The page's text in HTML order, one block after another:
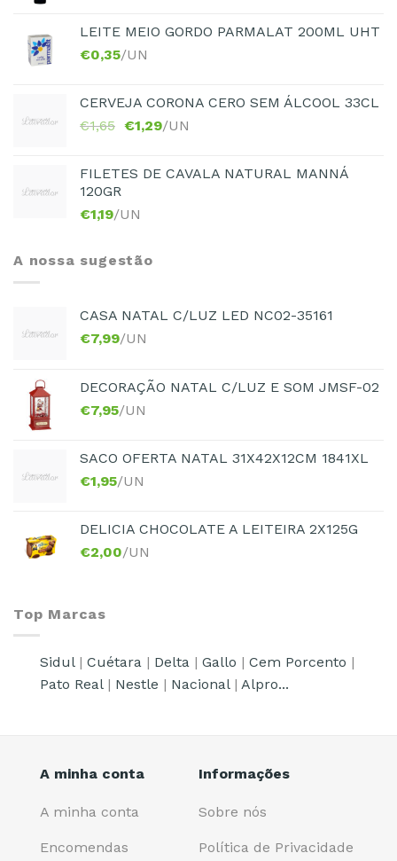
LEITE MEIO GORDO PARMALAT 200ML UHT
€0,35/UN
CERVEJA CORONA CERO SEM ÁLCOOL 33CL
€1,65 €1,29/UN
FILETES DE CAVALA NATURAL MANNÁ
120GR
€1,19/UN
A nossa sugestão
CASA NATAL C/LUZ LED NC02-35161
€7,99/UN
DECORAÇÃO NATAL C/LUZ E SOM JMSF-02
€7,95/UN
SACO OFERTA NATAL 31X42X12CM 1841XL
€1,95/UN
DELICIA CHOCOLATE A LEITEIRA 2X125G
€2,00/UN
Top Marcas
Sidul| Cuétara | Delta | Gallo | Cem Porcento |
Pato Real| Nestle | Nacional| Alpro...
A minha conta
A minha conta
Encomendas
Informações
Sobre nós
Política de Privacidade